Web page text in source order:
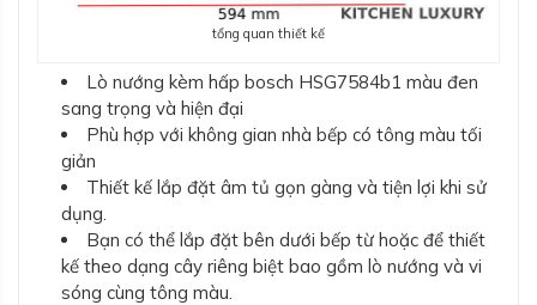
tổng quan thiết kế
Lò nướng kèm hấp bosch HSG7584b1 màu đen
sang trọng và hiện đại
Phù hợp với không gian nhà bếp có tông màu tối
giản
Thiết kế lắp đặt âm tủ gọn gàng và tiện lợi khi sử
dụng.
Bạn có thể lắp đặt bên dưới bếp từ hoặc để thiết
kế theo dạng cây riêng biệt bao gồm lò nướng và vi
sóng cùng tông màu.